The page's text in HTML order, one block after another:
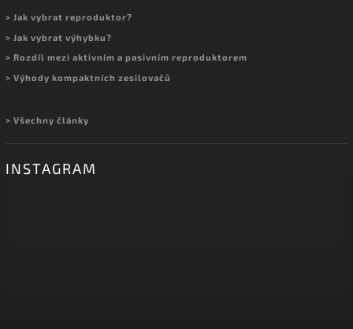
> Jak vybrat reproduktor?
> Jak vybrat výhybku?
> Rozdíl mezi aktivním a pasivním reproduktorem
> Výhody kompaktních zesilovačů
> Všechny články
INSTAGRAM